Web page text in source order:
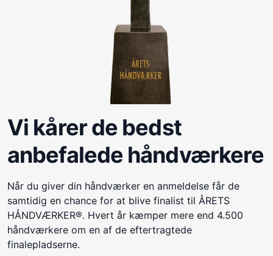
Vi kårer de bedst
anbefalede håndværkere
Når du giver din håndværker en anmeldelse får de
samtidig en chance for at blive finalist til ÅRETS
HÅNDVÆRKER®. Hvert år kæmper mere end 4.500
håndværkere om en af de eftertragtede
finalepladserne.